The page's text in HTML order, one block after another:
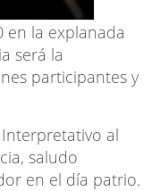
en la explanada
será la
participantes y
al
saludo
en el día patrio.